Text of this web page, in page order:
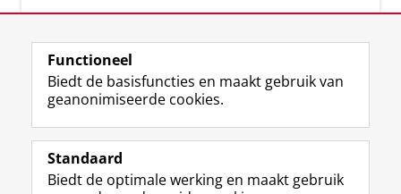
Volg de RUG
F
a
e
L
i
k
R
S
-
I
n
t
Y
o
T
Studiekiezers
Functioneel
Biedt de basisfuncties en maakt gebruik van
geanonimiseerde cookies.
Standaard
Biedt de optimale werking en maakt gebruik